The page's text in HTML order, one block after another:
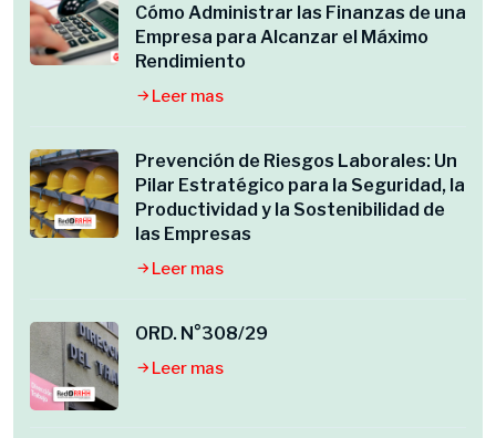
Cómo Administrar las Finanzas de una
Empresa para Alcanzar el Máximo
Rendimiento
Leer mas
Prevención de Riesgos Laborales: Un
Pilar Estratégico para la Seguridad, la
Productividad y la Sostenibilidad de
las Empresas
Leer mas
ORD. N°308/29
Leer mas